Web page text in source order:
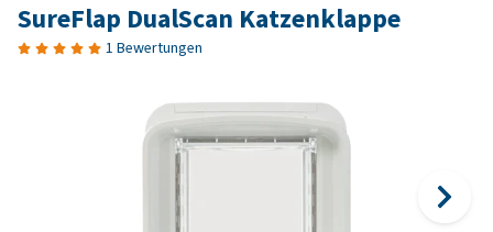
SureFlap DualScan Katzenklappe
1 Bewertungen